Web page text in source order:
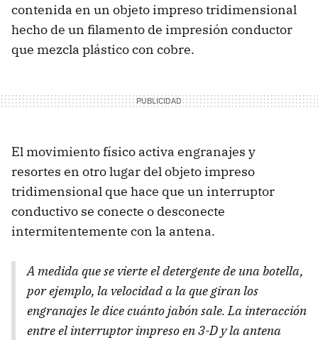
contenida en un objeto impreso tridimensional
hecho de un filamento de impresión conductor
que mezcla plástico con cobre.
El movimiento físico activa engranajes y
resortes en otro lugar del objeto impreso
tridimensional que hace que un interruptor
conductivo se conecte o desconecte
intermitentemente con la antena.
A medida que se vierte el detergente de una botella,
por ejemplo, la velocidad a la que giran los
engranajes le dice cuánto jabón sale. La interacción
entre el interruptor impreso en 3-D y la antena